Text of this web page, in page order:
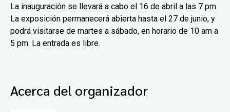
La inauguración se llevará a cabo el 16 de abril a las 7 pm.
La exposición permanecerá abierta hasta el 27 de junio, y
podrá visitarse de martes a sábado, en horario de 10 am a
5 pm. La entrada es libre.
Acerca del organizador